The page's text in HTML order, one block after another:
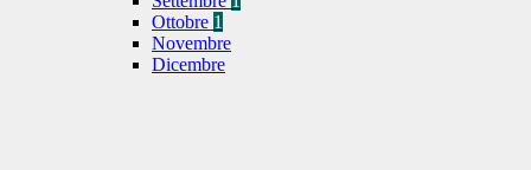
Ottobre 1
Novembre
Dicembre